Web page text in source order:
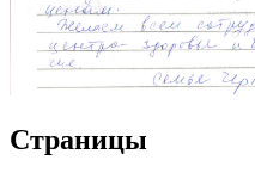
Страницы